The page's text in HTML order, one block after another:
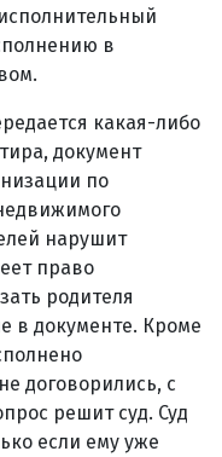
в
какая-либо
документ
по
нарушит
право
родителя
в документе. Кроме
договорились, с
решит суд. Суд
если ему уже